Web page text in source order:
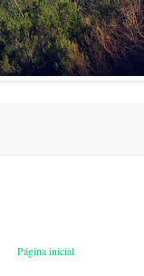
Página inicial